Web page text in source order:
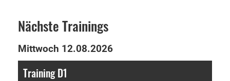
Nächste Trainings
Mittwoch 12.08.2026
Training D1